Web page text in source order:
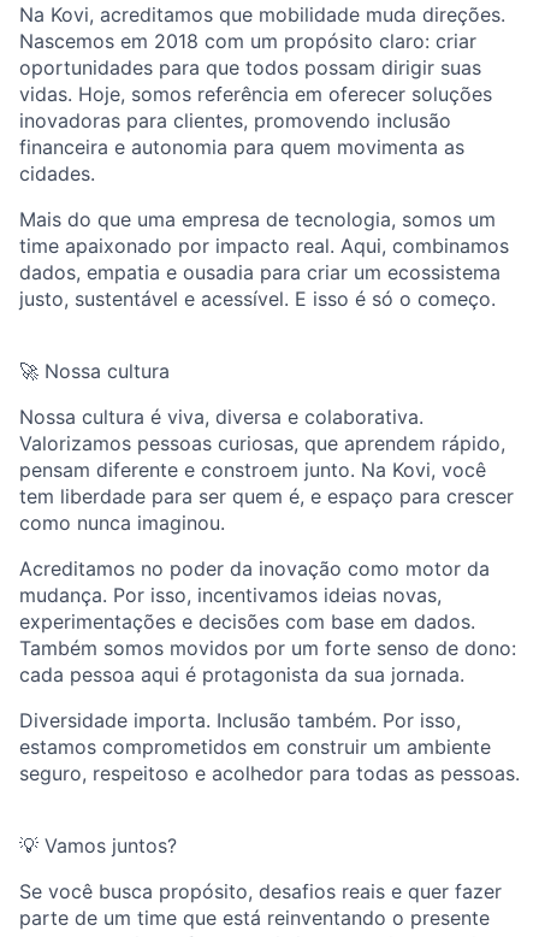
Na Kovi, acreditamos que mobilidade muda direções.
Nascemos em 2018 com um propósito claro: criar
oportunidades para que todos possam dirigir suas
vidas. Hoje, somos referência em oferecer soluções
inovadoras para clientes, promovendo inclusão
financeira e autonomia para quem movimenta as
cidades.
Mais do que uma empresa de tecnologia, somos um
time apaixonado por impacto real. Aqui, combinamos
dados, empatia e ousadia para criar um ecossistema
justo, sustentável e acessível. E isso é só o começo.
🚀 Nossa cultura
Nossa cultura é viva, diversa e colaborativa.
Valorizamos pessoas curiosas, que aprendem rápido,
pensam diferente e constroem junto. Na Kovi, você
tem liberdade para ser quem é, e espaço para crescer
como nunca imaginou.
Acreditamos no poder da inovação como motor da
mudança. Por isso, incentivamos ideias novas,
experimentações e decisões com base em dados.
Também somos movidos por um forte senso de dono:
cada pessoa aqui é protagonista da sua jornada.
Diversidade importa. Inclusão também. Por isso,
estamos comprometidos em construir um ambiente
seguro, respeitoso e acolhedor para todas as pessoas.
💡 Vamos juntos?
Se você busca propósito, desafios reais e quer fazer
parte de um time que está reinventando o presente